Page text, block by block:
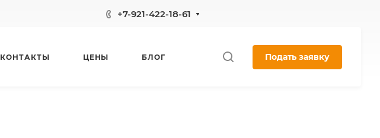
+7-921-422-18-61
КОНТАКТЫ ЦЕНЫ БЛОГ Подать заявку